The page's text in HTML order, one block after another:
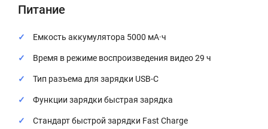
Питание
Емкость аккумулятора 5000 мА·ч
Время в режиме воспроизведения видео 29 ч
Тип разъема для зарядки USB-C
Функции зарядки быстрая зарядка
Стандарт быстрой зарядки Fast Charge